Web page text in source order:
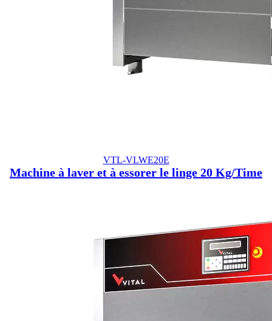
VTL-VLWE20E
Machine à laver et à essorer le linge 20 Kg/Time